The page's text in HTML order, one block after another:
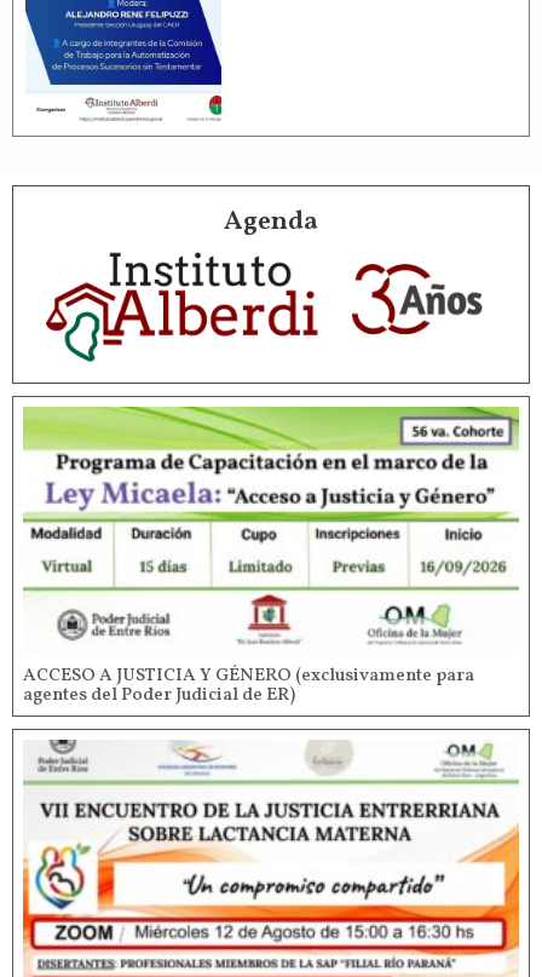
Agenda
ACCESO A JUSTICIA Y GÉNERO (exclusivamente para
agentes del Poder Judicial de ER)